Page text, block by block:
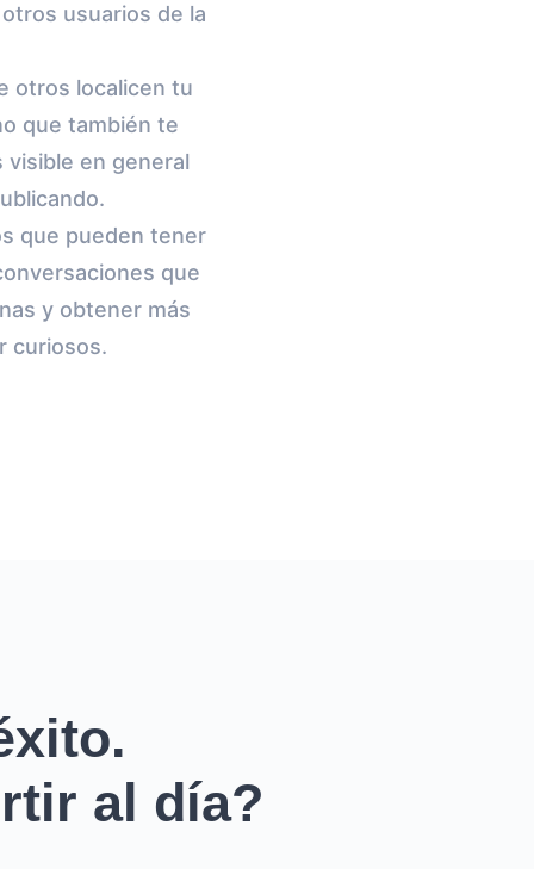
usuarios de la
otros localicen tu
que también te
en general
que pueden tener
que
y obtener más
curiosos.
al día?